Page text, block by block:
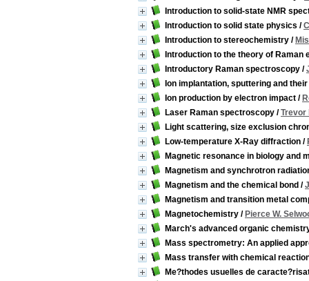
Introduction to solid-state NMR
Introduction to solid state physics /
Introduction to stereochemistry /
Introduction to the theory of Raman
Introductory Raman spectroscopy /
Ion implantation, sputtering and
Ion production by electron impact /
Laser Raman spectroscopy /Trevor
Light scattering, size exclusion
Low-temperature X-Ray diffraction /
Magnetic resonance in biology and
Magnetism and synchrotron
Magnetism and the chemical bond /
Magnetism and transition metal
Magnetochemistry / Pierce W.
March's advanced organic
Mass spectrometry: An applied
Mass transfer with chemical
Me?thodes usuelles de